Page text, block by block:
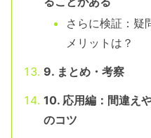
さらに検証：疑
メリットは？
9. まとめ・考察
10. 応用編：間違え
のコツ